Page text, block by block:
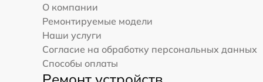
О компании
Ремонтируемые модели
Наши услуги
Согласие на обработку персональных данных
Способы оплаты